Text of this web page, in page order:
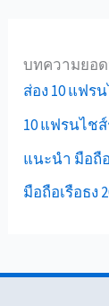
บทความยอ
ส่อง 10 แฟร
10 แฟรนไช
แนะนำ มือถือ
มือถือเรือธง